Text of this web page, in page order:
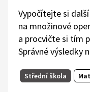
Vypočítejte si
na množinové
a procvičte si tím
Správné výsledky
Střední škola